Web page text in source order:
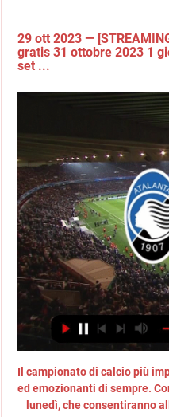
29 ott 2023 —
gratis 31 ottobre 2023 1
set ...
Il campionato di calcio più
ed emozionanti di sempre.
lunedì, che consentiranno